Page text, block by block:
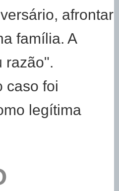
afrontar
família. A
razão".
caso foi
legítima